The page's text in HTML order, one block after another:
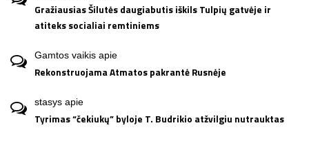
Gražiausias Šilutės daugiabutis iškils Tulpių gatvėje ir
atiteks socialiai remtiniems
Gamtos vaikis apie
Rekonstruojama Atmatos pakrantė Rusnėje
stasys apie
Tyrimas “čekiukų” byloje T. Budrikio atžvilgiu nutrauktas